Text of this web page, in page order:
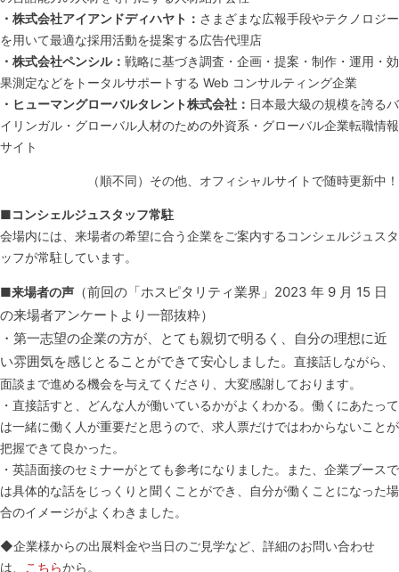
・株式会社アイアンドディハヤト： さまざまな広報手段やテクノロジー
を用いて最適な採用活動を提案する広告代理店
・株式会社ペンシル： 戦略に基づき調査・企画・提案・制作・運用・効
果測定などをトータルサポートする Web コンサルティング企業
・ヒューマングローバルタレント株式会社： 日本最大級の規模を誇るバ
イリンガル・グローバル人材のための外資系・グローバル企業転職情報
サイト
（順不同）その他、オフィシャルサイトで随時更新中！
■コンシェルジュスタッフ常駐
会場内には、来場者の希望に合う企業をご案内するコンシェルジュスタ
ッフが常駐しています。
■来場者の声 （前回の「ホスピタリティ業界」2023 年 9 月 15 日
の来場者アンケートより一部抜粋）
・第一志望の企業の方が、とても親切で明るく、自分の理想に近
い雰囲気を感じとることができて安心しました。 直接話しながら、
面談まで進める機会を与えてくださり、大変感謝しております。
・直接話すと、どんな人が働いているかがよくわかる。働くにあたって
は一緒に働く人が重要だと思うので、求人票だけではわからないことが
把握できて良かった。
・英語面接のセミナーがとても参考になりました。また、企業ブースで
は具体的な話をじっくりと聞くことができ、自分が働くことになった場
合のイメージがよくわきました。
◆企業様からの出展料金や当日のご見学など、詳細のお問い合わせ
は、
こちらから。